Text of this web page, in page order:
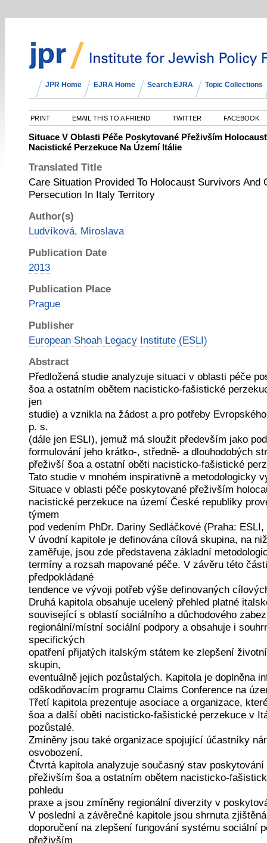
JPR Home EJRA Home Search EJRA Topic Collections
PRINT EMAIL THIS TO A FRIEND TWITTER FACEBOOK
Situace V Oblasti Péče Poskytované Přeživším
Nacistické Perzekuce Na Území Itálie
Translated Title
Care Situation Provided To Holocaust Survivors And
Persecution In Italy Territory
Author(s)
Ludvíková, Miroslava
Publication Date
2013
Publication Place
Prague
Publisher
European Shoah Legacy Institute (ESLI)
Abstract
Předložená studie analyzuje situaci v oblasti péče
šoa a ostatním obětem nacisticko-fašistické
jen
studie) a vznikla na žádost a pro potřeby
p. s.
(dále jen ESLI), jemuž má sloužit především jako
formulování jeho krátko-, středně- a dlouhodobých
přeživší šoa a ostatní oběti nacisticko-fašistické
Tato studie v mnohém inspirativně a metodologicky
Situace v oblasti péče poskytované přeživším
nacistické perzekuce na území České republiky
týmem
pod vedením PhDr. Dariny Sedláčkové (Praha: ESLI,
V úvodní kapitole je definována cílová skupina, na
zaměřuje, jsou zde představena základní
termíny a rozsah mapované péče. V závěru této
předpokládané
tendence ve vývoji potřeb výše definovaných
Druhá kapitola obsahuje ucelený přehled platné
související s oblastí sociálního a důchodového
regionální/místní sociální podpory a obsahuje i
specifických
opatření přijatých italským státem ke zlepšení
skupin,
eventuálně jejich pozůstalých. Kapitola je doplněna
odškodňovacím programu Claims Conference na
Třetí kapitola prezentuje asociace a organizace,
šoa a další oběti nacisticko-fašistické perzekuce v
pozůstalé.
Zmíněny jsou také organizace spojující účastníky
osvobození.
Čtvrtá kapitola analyzuje současný stav
přeživším šoa a ostatním obětem nacisticko-
pohledu
praxe a jsou zmíněny regionální diverzity v
V poslední a závěrečné kapitole jsou shrnuta
doporučení na zlepšení fungování systému sociální
přeživším